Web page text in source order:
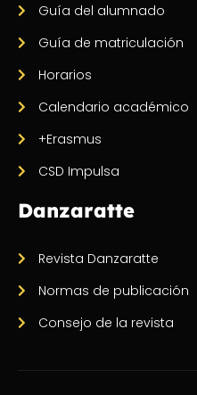
Guía del alumnado
Guía de matriculación
Horarios
Calendario académico
+Erasmus
CSD Impulsa
Danzaratte
Revista Danzaratte
Normas de publicación
Consejo de la revista